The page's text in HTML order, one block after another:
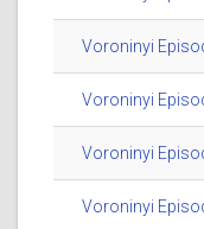
Voroninyi
Voroninyi
Voroninyi
Voroninyi